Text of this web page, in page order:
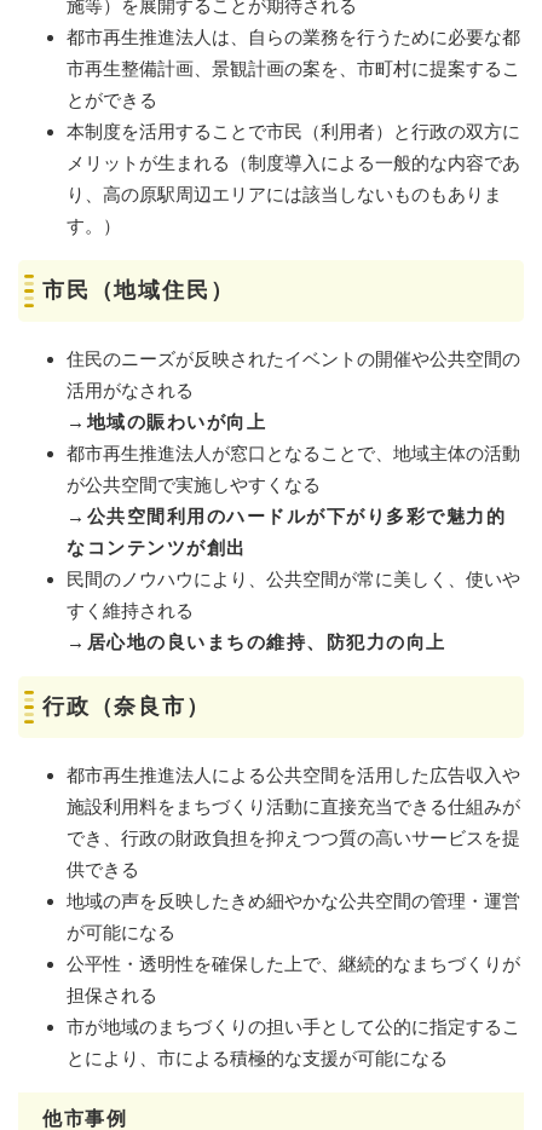
施等）を展開することが期待される
都市再生推進法人は、自らの業務を行うために必要な都
市再生整備計画、景観計画の案を、市町村に提案するこ
とができる
本制度を活用することで市民（利用者）と行政の双方に
メリットが生まれる（制度導入による一般的な内容であ
り、高の原駅周辺エリアには該当しないものもありま
す。）
市民（地域住民）
住民のニーズが反映されたイベントの開催や公共空間の
活用がなされる
→地域の賑わいが向上
都市再生推進法人が窓口となることで、地域主体の活動
が公共空間で実施しやすくなる
→公共空間利用のハードルが下がり多彩で魅力的
なコンテンツが創出
民間のノウハウにより、公共空間が常に美しく、使いや
すく維持される
→居心地の良いまちの維持、防犯力の向上
行政（奈良市）​
都市再生推進法人による公共空間を活用した広告収入や
施設利用料をまちづくり活動に直接充当できる仕組みが
でき、行政の財政負担を抑えつつ質の高いサービスを提
供できる
地域の声を反映したきめ細やかな公共空間の管理・運営
が可能になる
公平性・透明性を確保した上で、継続的なまちづくりが
担保される
市が地域のまちづくりの担い手として公的に指定するこ
とにより、市による積極的な支援が可能になる
他市事例